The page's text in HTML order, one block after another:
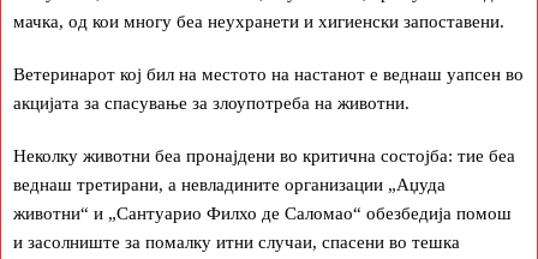
мачка, од кои многу беа неухранети и хигиенски запоставени.
Ветеринарот кој бил на местото на настанот е веднаш уапсен во
акцијата за спасување за злоупотреба на животни.
Неколку животни беа пронајдени во критична состојба: тие беа
веднаш третирани, а невладините организации „Аџуда
животни“ и „Сантуарио Филхо де Саломао“ обезбедија помош
и засолниште за помалку итни случаи, спасени во тешка